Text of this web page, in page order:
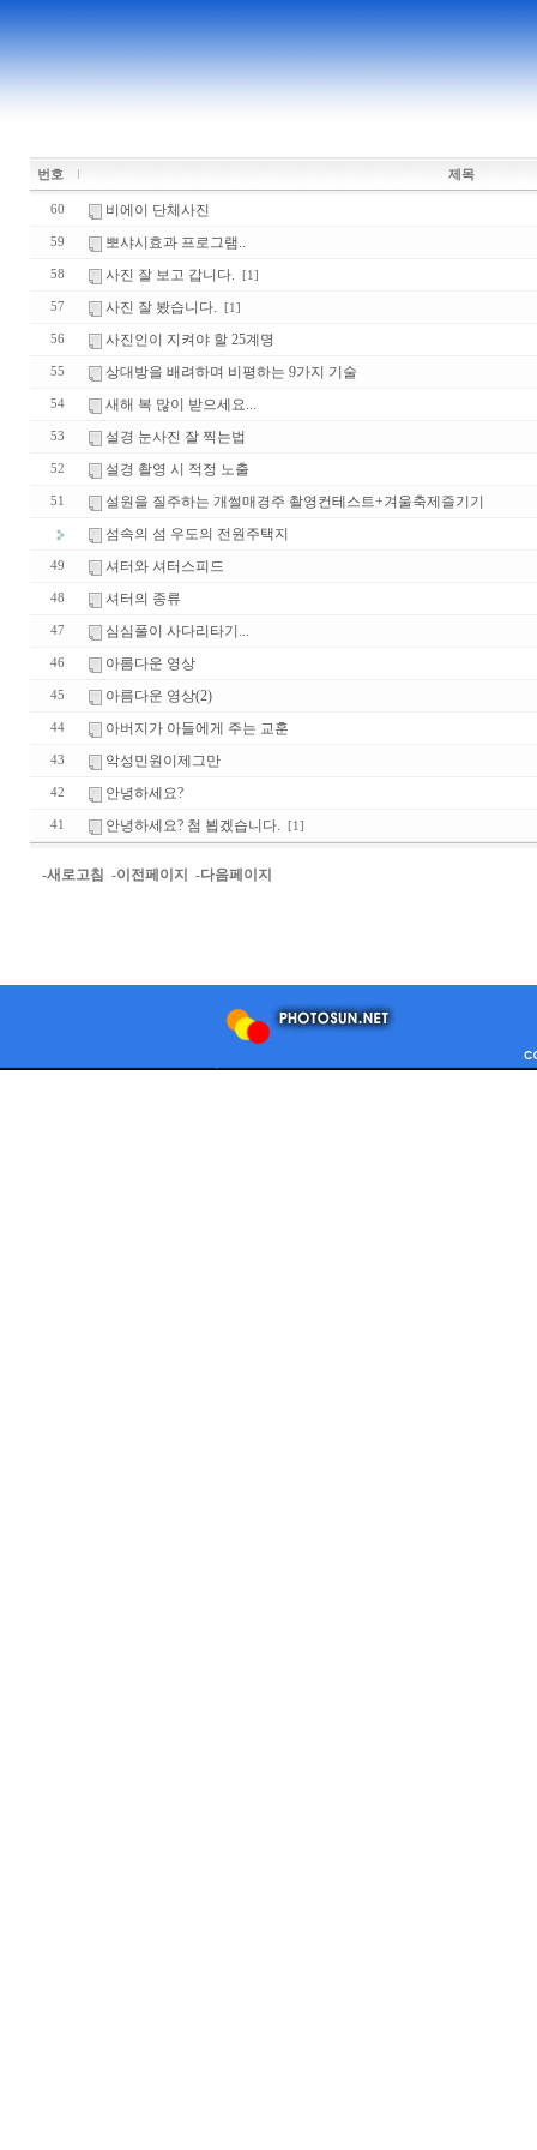
번호 제목
60 비에이 단체사진
59 뽀샤시효과 프로그램..
58 사진 잘 보고 갑니다. [1]
57 사진 잘 봤습니다. [1]
56 사진인이 지켜야 할 25계명
55 상대방을 배려하며 비평하는 9가지 기술
54 새해 복 많이 받으세요...
53 설경 눈사진 잘 찍는법
52 설경 촬영 시 적정 노출
51
설원을 질주하는 개썰매경주 촬영컨테스트+겨울축제즐기기
섬속의 섬 우도의 전원주택지
49 셔터와 셔터스피드
48 셔터의 종류
47 심심풀이 사다리타기...
46 아름다운 영상
45 아름다운 영상(2)
44 아버지가 아들에게 주는 교훈
43 악성민원이제그만
42 안녕하세요?
41 안녕하세요? 첨 뵙겠습니다. [1]
-새로고침 -이전페이지 -다음페이지